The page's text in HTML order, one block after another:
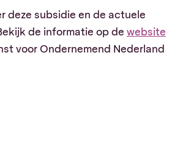
deze subsidie en de actuele
de informatie op de website
voor Ondernemend Nederland